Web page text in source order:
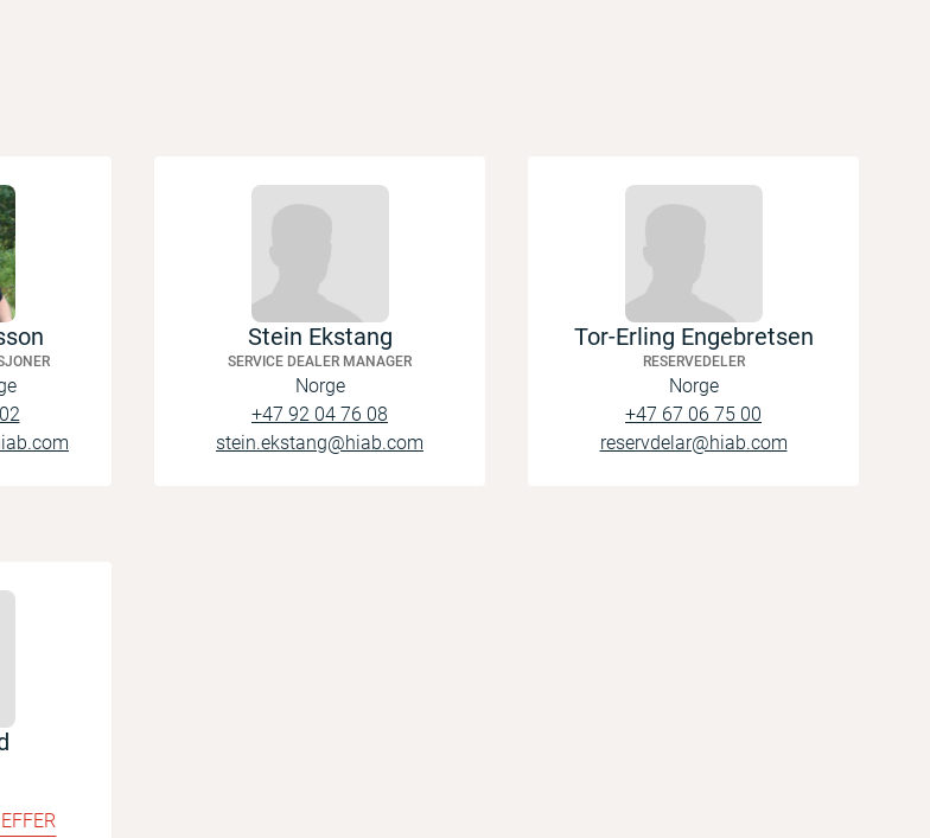
Stein Ekstang
SERVICE DEALER MANAGER
Norge
+47 92 04 76 08
stein.ekstang@hiab.com
Tor-Erling Engebretsen
RESERVEDELER
Norge
+47 67 06 75 00
reservdelar@hiab.com
EFFER